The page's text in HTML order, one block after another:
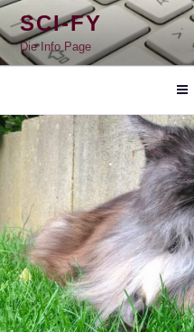
Zum
Inhalt
springen
SCI-FY
Die Info Page